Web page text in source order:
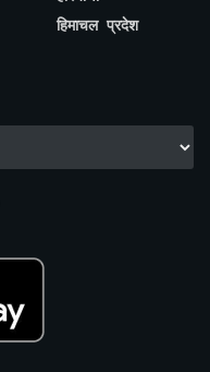
हिमाचल प्रदेश